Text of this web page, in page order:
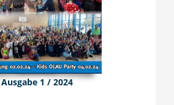
Ausgabe 1 / 2024